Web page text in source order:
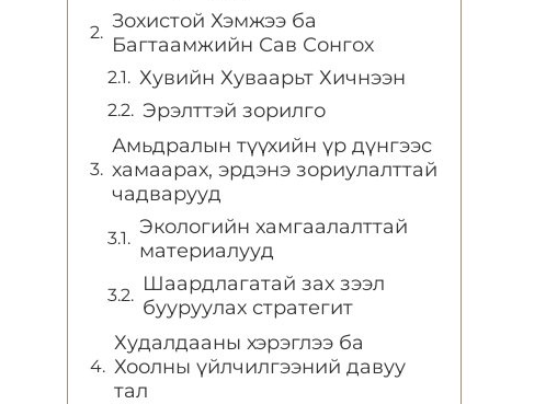
Зохистой Хэмжээ ба
Багтаамжийн Сав Сонгох
Хувийн Хуваарьт Хичнээн
Эрэлттэй зорилго
Амьдралын түүхийн үр дүнгээс
хамаарах, эрдэнэ зориулалттай
чадварууд
Экологийн хамгаалалттай
материалууд
Шаардлагатай зах зээл
бууруулах стратегит
Худалдааны хэрэглээ ба
Хоолны үйлчилгээний давуу
тал